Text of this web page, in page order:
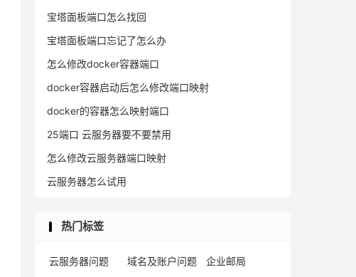
宝塔面板端口怎么找回
宝塔面板端口忘记了怎么办
怎么修改docker容器端口
docker容器启动后怎么修改端口映射
docker的容器怎么映射端口
25端口 云服务器要不要禁用
怎么修改云服务器端口映射
云服务器怎么试用
热门标签
云服务器问题 域名及账户问题
企业邮局